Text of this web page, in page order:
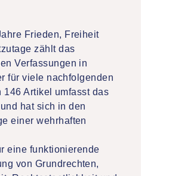
Frieden, Freiheit
zählt das
Verfassungen in
für viele nachfolgenden
146 Artikel umfasst das
hat sich in den
einer wehrhaften
eine funktionierende
von Grundrechten,